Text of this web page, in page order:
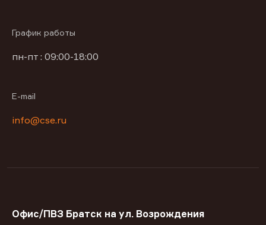
График работы
пн-пт : 09:00-18:00
E-mail
info@cse.ru
Офис/ПВЗ Братск на ул. Возрождения